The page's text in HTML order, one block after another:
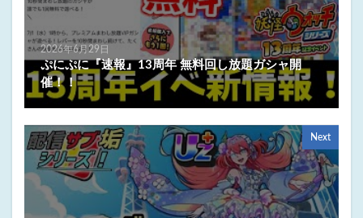
2026年6月29日
ぷにぷに『速報』13周年 無料回し放題ガシャ開
催！！
Next